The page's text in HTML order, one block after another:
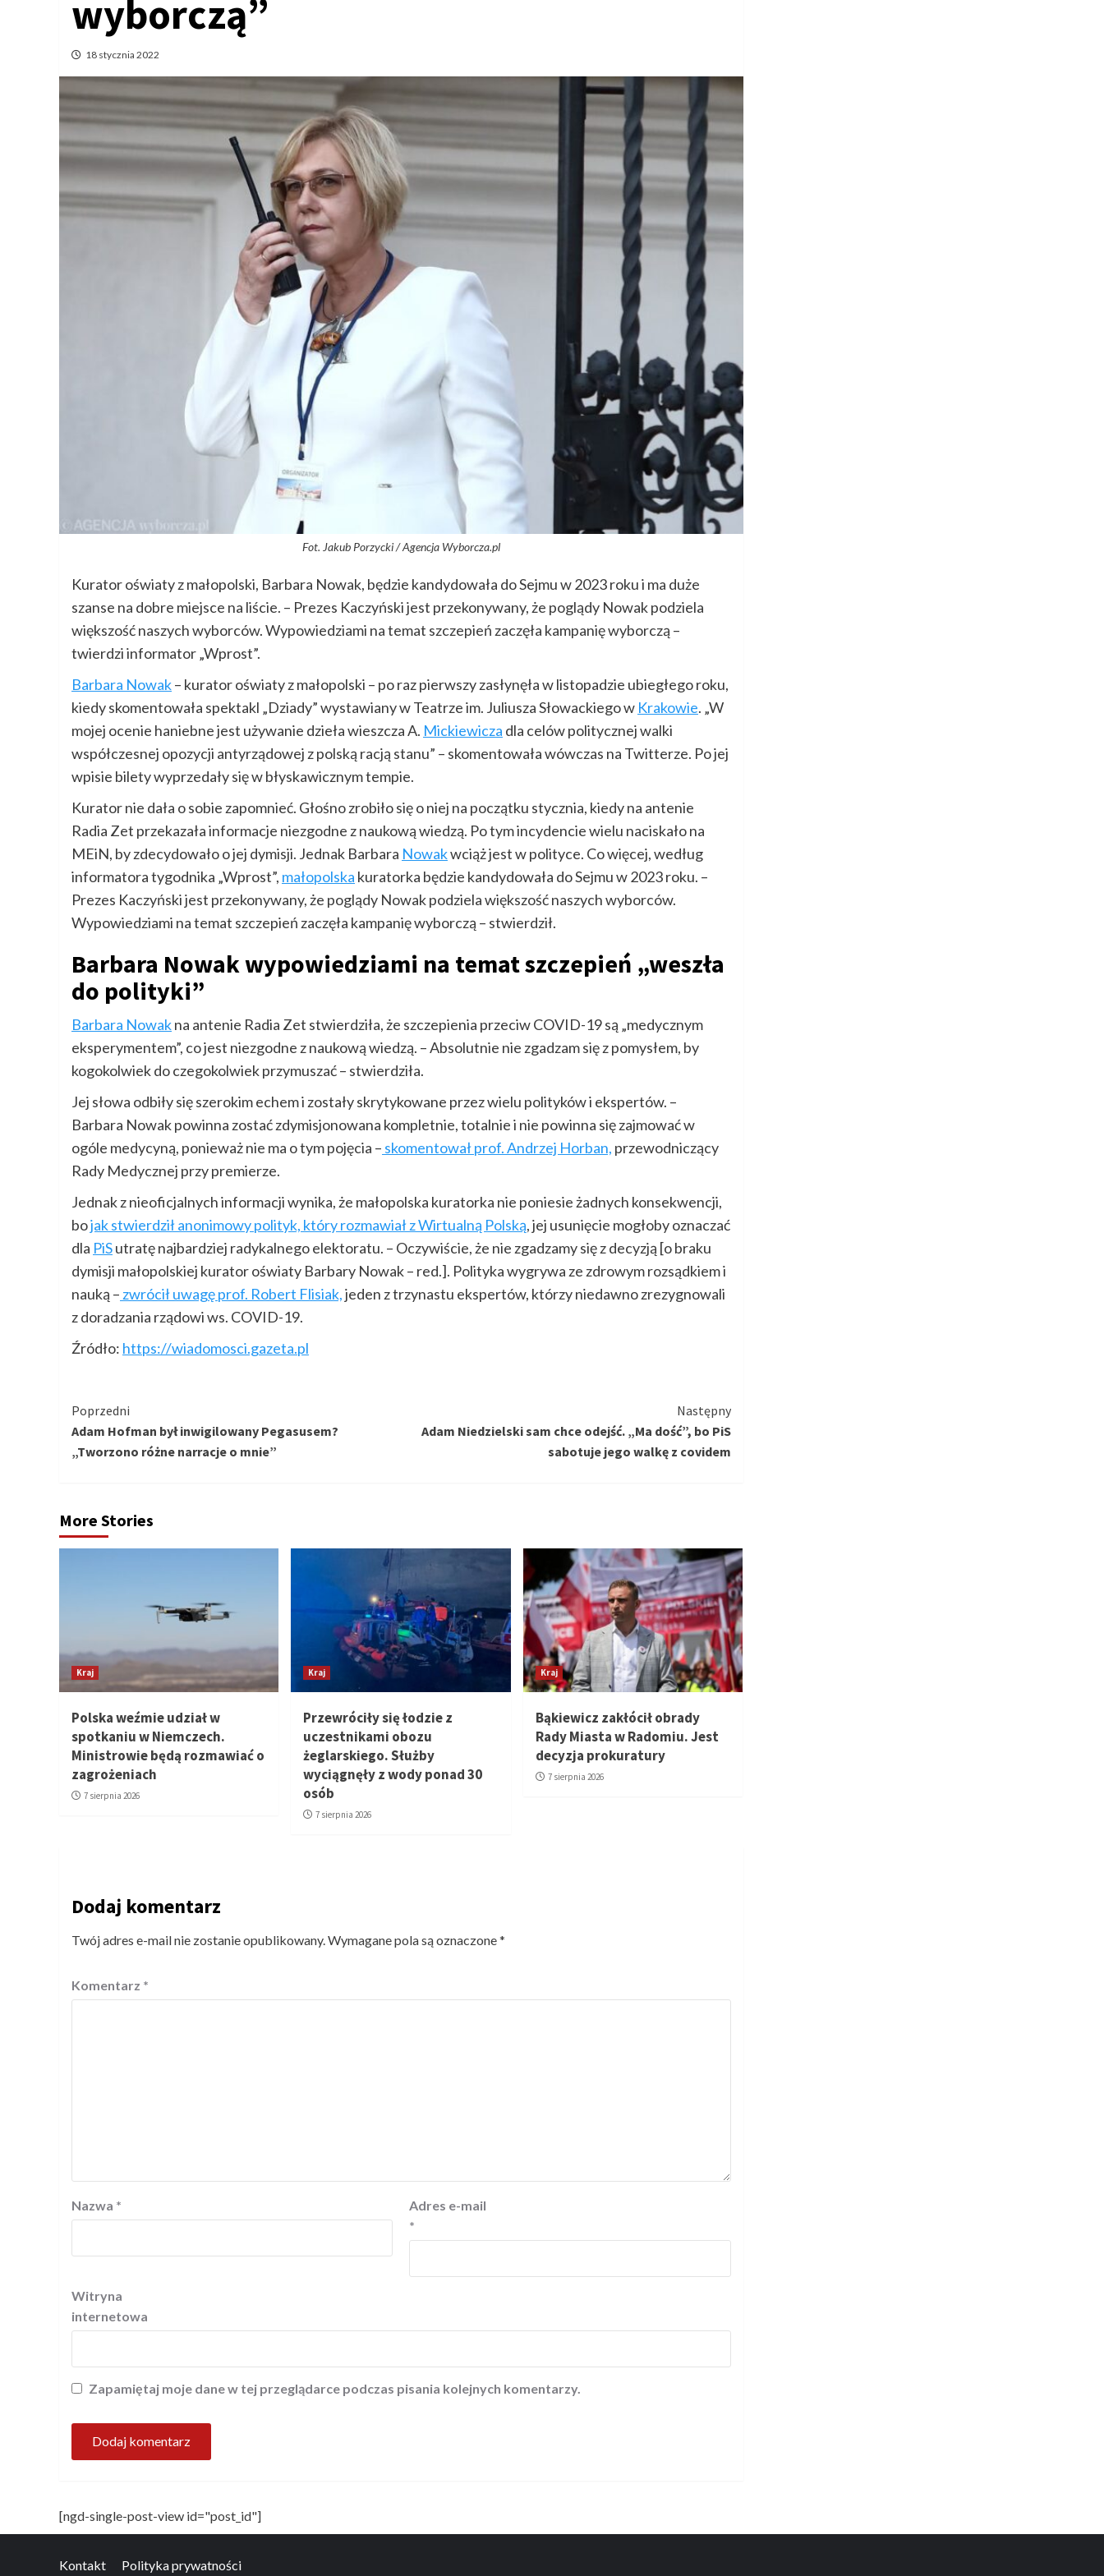
wyborczą”
18 stycznia 2022
Fot. Jakub Porzycki / Agencja Wyborcza.pl
Kurator oświaty z małopolski, Barbara Nowak, będzie kandydowała do Sejmu w 2023 roku i ma duże
szanse na dobre miejsce na liście. – Prezes Kaczyński jest przekonywany, że poglądy Nowak podziela
większość naszych wyborców. Wypowiedziami na temat szczepień zaczęła kampanię wyborczą –
twierdzi informator „Wprost”.
Barbara Nowak– kurator oświaty z małopolski – po raz pierwszy zasłynęła w listopadzie ubiegłego roku,
kiedy skomentowała spektakl „Dziady” wystawiany w Teatrze im. Juliusza Słowackiego w Krakowie. „W
mojej ocenie haniebne jest używanie dzieła wieszcza A. Mickiewicza dla celów politycznej walki
współczesnej opozycji antyrządowej z polską racją stanu” – skomentowała wówczas na Twitterze. Po jej
wpisie bilety wyprzedały się w błyskawicznym tempie.
Kurator nie dała o sobie zapomnieć. Głośno zrobiło się o niej na początku stycznia, kiedy na antenie
Radia Zet przekazała informacje niezgodne z naukową wiedzą. Po tym incydencie wielu naciskało na
MEiN, by zdecydowało o jej dymisji. Jednak Barbara Nowakwciąż jest w polityce. Co więcej, według
informatora tygodnika „Wprost”, małopolska kuratorka będzie kandydowała do Sejmu w 2023 roku. –
Prezes Kaczyński jest przekonywany, że poglądy Nowak podziela większość naszych wyborców.
Wypowiedziami na temat szczepień zaczęła kampanię wyborczą – stwierdził.
Barbara Nowak wypowiedziami na temat szczepień „weszła
do polityki”
Barbara Nowakna antenie Radia Zet stwierdziła, że szczepienia przeciw COVID-19 są „medycznym
eksperymentem”, co jest niezgodne z naukową wiedzą. – Absolutnie nie zgadzam się z pomysłem, by
kogokolwiek do czegokolwiek przymuszać – stwierdziła.
Jej słowa odbiły się szerokim echem i zostały skrytykowane przez wielu polityków i ekspertów. –
Barbara Nowak powinna zostać zdymisjonowana kompletnie, totalnie i nie powinna się zajmować w
ogóle medycyną, ponieważ nie ma o tym pojęcia – skomentował prof. Andrzej Horban, przewodniczący
Rady Medycznej przy premierze.
Jednak z nieoficjalnych informacji wynika, że małopolska kuratorka nie poniesie żadnych konsekwencji,
bojak stwierdził anonimowy polityk, który rozmawiał z Wirtualną Polską, jej usunięcie mogłoby oznaczać
dla PiSutratę najbardziej radykalnego elektoratu. – Oczywiście, że nie zgadzamy się z decyzją [o braku
dymisji małopolskiej kurator oświaty Barbary Nowak – red.]. Polityka wygrywa ze zdrowym rozsądkiem i
nauką – zwrócił uwagę prof. Robert Flisiak,jeden z trzynastu ekspertów, którzy niedawno zrezygnowali
z doradzania rządowi ws. COVID-19.
Źródło: https://wiadomosci.gazeta.pl
Kontynuuj
czytanie
Poprzedni
Adam Hofman był inwigilowany Pegasusem?
„Tworzono różne narracje o mnie”
Następny
Adam Niedzielski sam chce odejść. „Ma dość”, bo PiS
sabotuje jego walkę z covidem
More Stories
Kraj
Polska weźmie udział w
spotkaniu w Niemczech.
Ministrowie będą rozmawiać o
zagrożeniach
7 sierpnia 2026
Kraj
Przewróciły się łodzie z
uczestnikami obozu
żeglarskiego. Służby
wyciągnęły z wody ponad 30
osób
7 sierpnia 2026
Kraj
Bąkiewicz zakłócił obrady
Rady Miasta w Radomiu. Jest
decyzja prokuratury
7 sierpnia 2026
Dodaj komentarz
Twój adres e-mail nie zostanie opublikowany.Wymagane pola są oznaczone*
Komentarz *
Nazwa *
Adres e-mail
*
Witryna
internetowa
Zapamiętaj moje dane w tej przeglądarce podczas pisania kolejnych komentarzy.
[ngd-single-post-view id="post_id"]
Kontakt Polityka prywatności